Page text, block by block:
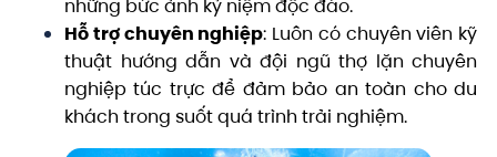
những bức ảnh kỷ niệm độc đáo.
Hỗ trợ chuyên nghiệp: Luôn có chuyên viên kỹ
thuật hướng dẫn và đội ngũ thợ lặn chuyên
nghiệp túc trực để đảm bảo an toàn cho du
khách trong suốt quá trình trải nghiệm.